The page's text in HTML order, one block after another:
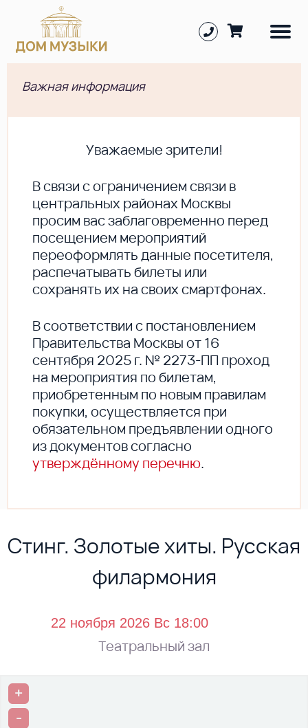
Важная информация
Уважаемые зрители!
В cвязи с ограничением связи в
центральных районах Москвы
просим вас заблаговременно перед
посещением мероприятий
переоформлять данные посетителя,
распечатывать билеты или
сохранять их на своих смартфонах.
В соответствии с постановлением
Правительства Москвы от 16
сентября 2025 г. № 2273-ПП проход
на мероприятия по билетам,
приобретенным по новым правилам
покупки, осуществляется при
обязательном предъявлении одного
из документов согласно
утверждённому перечню.
Стинг. Золотые хиты. Русская
филармония
Театральный зал
+
-